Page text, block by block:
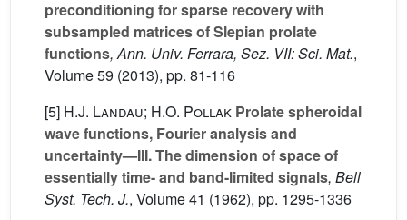
preconditioning for sparse recovery with
subsampled matrices of Slepian prolate
functions, Ann. Univ. Ferrara, Sez. VII: Sci. Mat.,
Volume 59 (2013), pp. 81-116
[5] H.J. Landau; H.O. Pollak Prolate spheroidal
wave functions, Fourier analysis and
uncertainty—III. The dimension of space of
essentially time- and band-limited signals, Bell
Syst. Tech. J., Volume 41 (1962), pp. 1295-1336